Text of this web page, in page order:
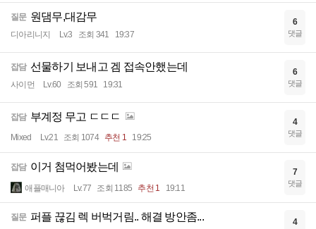
질문 원댐무,대감무
디아리니지 Lv.3 조회 341 19:37
6
댓글
잡담 선물하기 보내고 겜 접속안했는데
사이먼 Lv.60 조회 591 19:31
6
댓글
잡담 부계정 무고 ㄷㄷㄷ
Mixed Lv.21 조회 1074 추천 1 19:25
4
댓글
잡담 이거 첨먹어봤는데
애플매니아 Lv.77 조회 1185 추천 1 19:11
7
댓글
질문 퍼플 끊김 렉 버벅거림.. 해결 방안좀... 4